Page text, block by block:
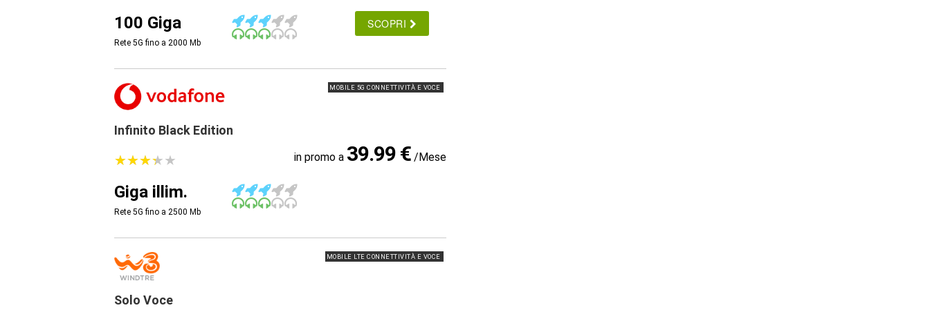
100 Giga
Rete 5G fino a 2000 Mb
SCOPRI
MOBILE 5G CONNETTIVITÀ E VOCE
Infinito Black Edition
★★★★★
★★★★★ in promo a 39.99 € /Mese
Giga illim.
Rete 5G fino a 2500 Mb
MOBILE LTE CONNETTIVITÀ E VOCE
Solo Voce